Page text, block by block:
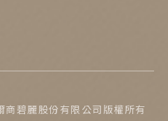
碧麗股份有限公司版權所有